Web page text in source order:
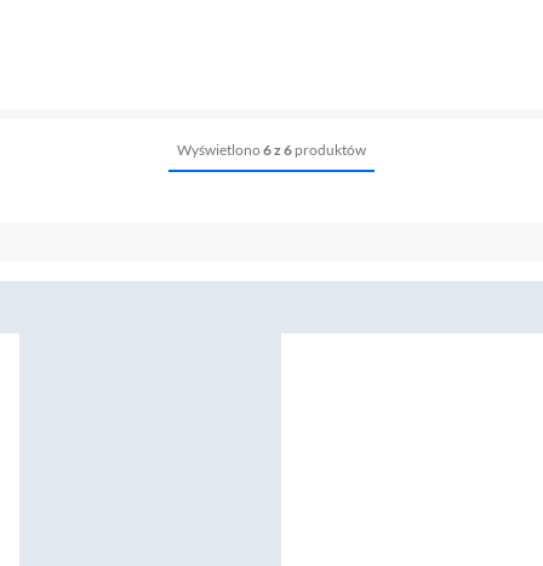
Wyświetlono 6 z 6 produktów